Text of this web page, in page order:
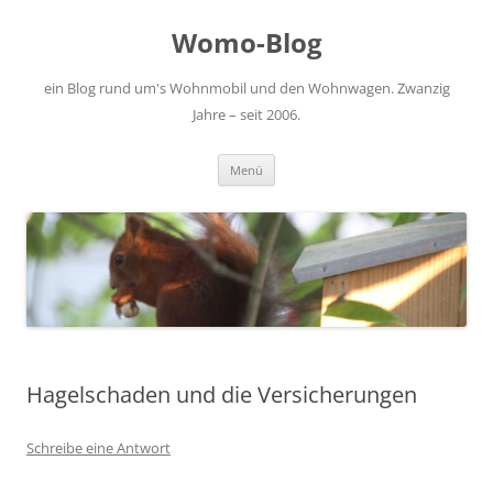
Womo-Blog
ein Blog rund um's Wohnmobil und den Wohnwagen. Zwanzig
Jahre – seit 2006.
Menü
Hagelschaden und die Versicherungen
Schreibe eine Antwort